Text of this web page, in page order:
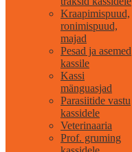
Kraapimispuud,
ronimispuud,
majad
Pesad ja asemed
kassile
Kassi
mänguasjad
Parasiitide vastu
kassidele
Veterinaaria
Prof. gruming